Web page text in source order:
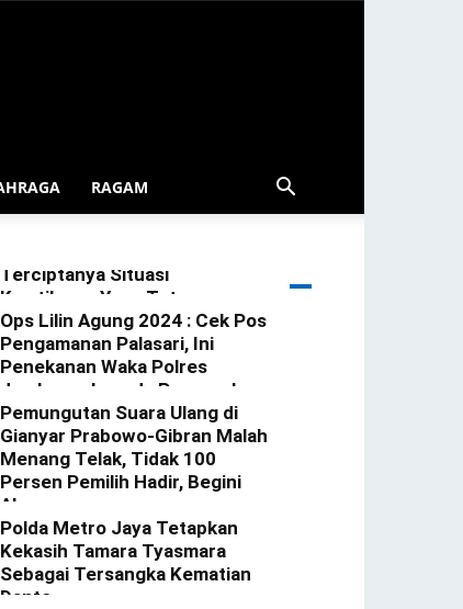
RAGAM
TERBARU
Terciptanya Situasi
Kamtibmas Yang Tetap
Kondusif Di Wilkum Gerokgak
redaksi - 3 Januari 2025
Ops Lilin Agung 2024 : Cek Pos
Pengamanan Palasari, Ini
Penekanan Waka Polres
Jembrana kepada Personel
Yang Bertugas
redaksi - 23 Desember 2024
Pemungutan Suara Ulang di
Gianyar Prabowo-Gibran Malah
Menang Telak, Tidak 100
Persen Pemilih Hadir, Begini
Alasannya
redaksi - 22 Februari 2024
Polda Metro Jaya Tetapkan
Kekasih Tamara Tyasmara
Sebagai Tersangka Kematian
Dante